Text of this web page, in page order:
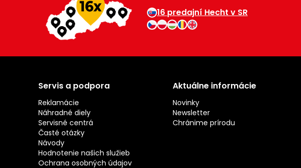
16 predajní Hecht v SR
Servis a podpora
Reklamácie
Náhradné diely
Servisné centrá
Časté otázky
Návody
Hodnotenie našich služieb
Ochrana osobných údajov
Aktuálne informácie
Novinky
Newsletter
Chránime prírodu